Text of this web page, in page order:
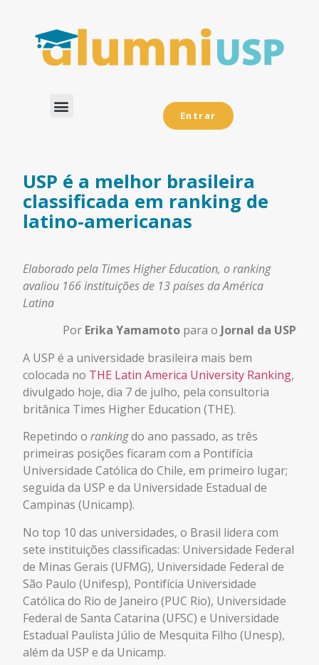
Entrar
USP é a melhor brasileira
classificada em ranking de
latino-americanas
Elaborado pela Times Higher Education, o ranking
avaliou 166 instituições de 13 países da América
Latina
Por Erika Yamamoto para o Jornal da USP
A USP é a universidade brasileira mais bem
colocada no THE Latin America University Ranking,
divulgado hoje, dia 7 de julho, pela consultoria
britânica Times Higher Education (THE).
Repetindo o rankingdo ano passado, as três
primeiras posições ficaram com a Pontifícia
Universidade Católica do Chile, em primeiro lugar;
seguida da USP e da Universidade Estadual de
Campinas (Unicamp).
No top 10 das universidades, o Brasil lidera com
sete instituições classificadas: Universidade Federal
de Minas Gerais (UFMG), Universidade Federal de
São Paulo (Unifesp), Pontifícia Universidade
Católica do Rio de Janeiro (PUC Rio), Universidade
Federal de Santa Catarina (UFSC) e Universidade
Estadual Paulista Júlio de Mesquita Filho (Unesp),
além da USP e da Unicamp.